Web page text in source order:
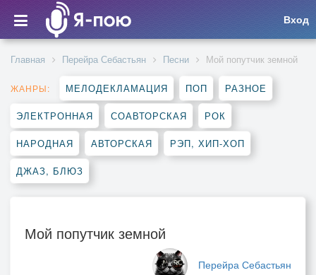
Вход
Главная Перейра Себастьян Песни Мой попутчик земной
ЖАНРЫ: МЕЛОДЕКЛАМАЦИЯ ПОП РАЗНОЕ
ЭЛЕКТРОННАЯ СОАВТОРСКАЯ РОК
НАРОДНАЯ АВТОРСКАЯ РЭП, ХИП-ХОП
ДЖАЗ, БЛЮЗ
Мой попутчик земной
Перейра Себастьян